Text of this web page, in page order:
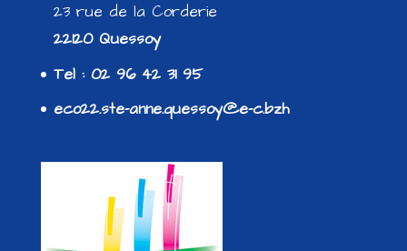
23 rue de la Corderie
22120 Quessoy
Tel : 02 96 42 31 95
eco22.ste-anne.quessoy@e-c.bzh